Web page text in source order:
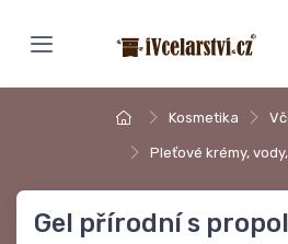
Kosmetika
Pleťové krémy,
Gel přírodní s